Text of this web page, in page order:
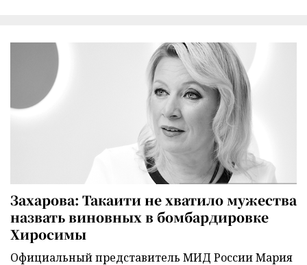
Захарова: Такаити не хватило мужества
назвать виновных в бомбардировке
Хиросимы
Официальный представитель МИД России Мария